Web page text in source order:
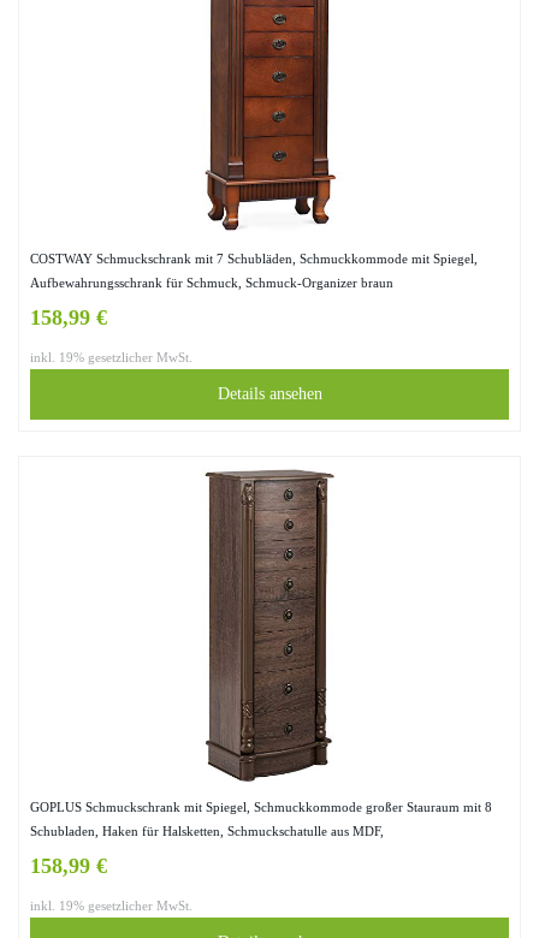
COSTWAY Schmuckschrank mit 7 Schubläden, Schmuckkommode mit Spiegel,
Aufbewahrungsschrank für Schmuck, Schmuck-Organizer braun
158,99 €
inkl. 19% gesetzlicher MwSt.
Details ansehen
GOPLUS Schmuckschrank mit Spiegel, Schmuckkommode großer Stauraum mit 8
Schubladen, Haken für Halsketten, Schmuckschatulle aus MDF,
158,99 €
inkl. 19% gesetzlicher MwSt.